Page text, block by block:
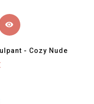
visibility
- Cozy Nude